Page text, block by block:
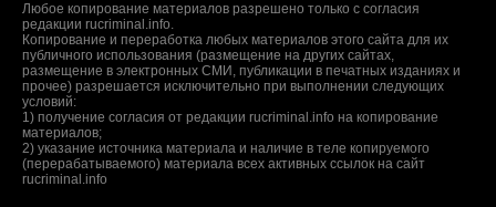
Любое копирование материалов разрешено только с согласия
редакции rucriminal.info.
Копирование и переработка любых материалов этого сайта для их
публичного использования (размещение на других сайтах,
размещение в электронных СМИ, публикации в печатных изданиях и
прочее) разрешается исключительно при выполнении следующих
условий:
1) получение согласия от редакции rucriminal.info на копирование
материалов;
2) указание источника материала и наличие в теле копируемого
(перерабатываемого) материала всех активных ссылок на сайт
rucriminal.info